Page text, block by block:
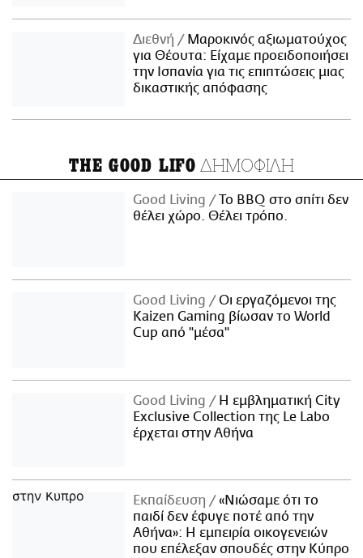
Διεθνή
Μαροκινός αξιωματούχος
για Θέουτα: Είχαμε προειδοποιήσει
την Ισπανία για τις επιπτώσεις μιας
δικαστικής απόφασης
THE GOOD LIFO ΔΗΜΟΦΙΛΗ
Good Living
Το BBQ στο σπίτι δεν
θέλει χώρο. Θέλει τρόπο.
Good Living
Οι εργαζόμενοι της
Kaizen Gaming βίωσαν το World
Cup από "μέσα"
Good Living
Η εμβληματική City
Exclusive Collection της Le Labo
έρχεται στην Αθήνα
Εκπαίδευση
«Νιώσαμε ότι το
παιδί δεν έφυγε ποτέ από την
Αθήνα»: Η εμπειρία οικογενειών
που επέλεξαν σπουδές στην Κύπρο